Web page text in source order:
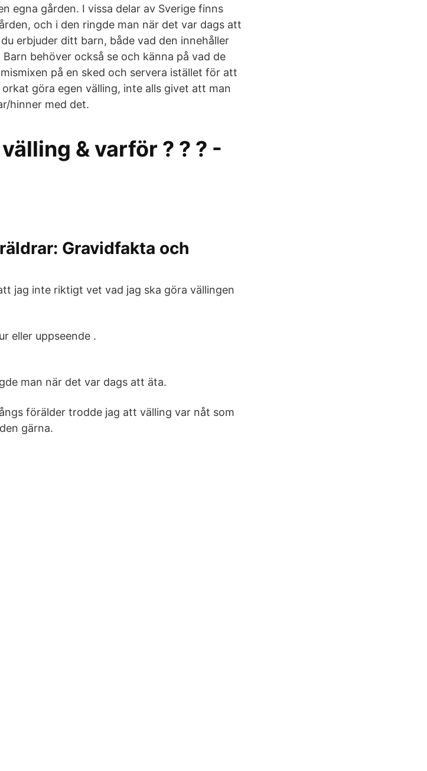
egna gården. I vissa delar av Sverige finns
och i den ringde man när det var dags att
erbjuder ditt barn, både vad den innehåller
behöver också se och känna på vad de
på en sked och servera istället för att
göra egen välling, inte alls givet att man
hinner med det.
& varför ? ? ? -
Gravidfakta och
jag inte riktigt vet vad jag ska göra vällingen
eller uppseende .
man när det var dags att äta.
förälder trodde jag att välling var nåt som
gärna.